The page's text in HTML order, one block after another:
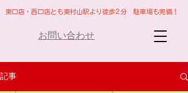
お問い合わせ
東口店・西口店とも東村山駅より徒歩2分 駐車場も完備！
記事